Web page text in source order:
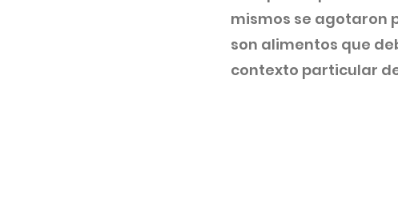
mismos se agotaron
son alimentos que
contexto particular